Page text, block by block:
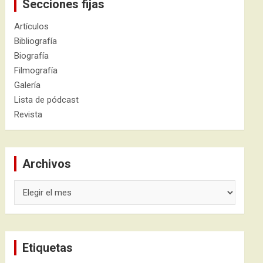
Secciones fijas
Artículos
Bibliografía
Biografía
Filmografía
Galería
Lista de pódcast
Revista
Archivos
Etiquetas